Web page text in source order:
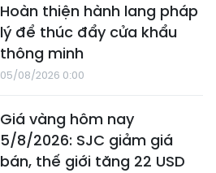
Hoàn thiện hành lang pháp
lý để thúc đẩy cửa khẩu
thông minh
05/08/2026 0:00
Giá vàng hôm nay
5/8/2026: SJC giảm giá
bán, thế giới tăng 22 USD